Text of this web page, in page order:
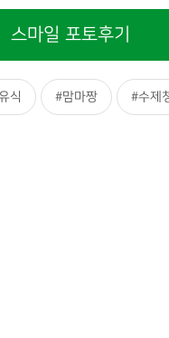
스마일 포토후기
식 #맘마짱 #수제